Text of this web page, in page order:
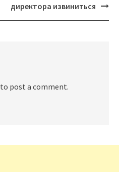
директора извиниться
to post a comment.